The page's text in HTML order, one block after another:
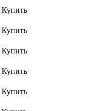
Купить
Купить
Купить
Купить
Купить